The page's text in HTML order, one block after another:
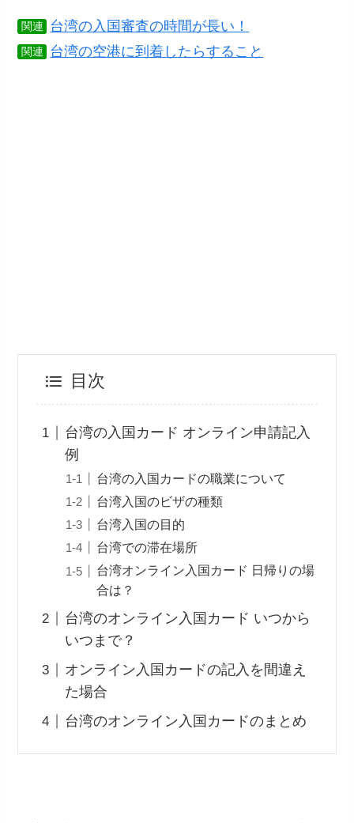
関連 台湾の入国審査の時間が長い！
関連 台湾の空港に到着したらすること
目次
台湾の入国カード オンライン申請記入
例
台湾の入国カードの職業について
台湾入国のビザの種類
台湾入国の目的
台湾での滞在場所
台湾オンライン入国カード 日帰りの場
合は？
台湾のオンライン入国カード いつから
いつまで？
オンライン入国カードの記入を間違え
た場合
台湾のオンライン入国カードのまとめ